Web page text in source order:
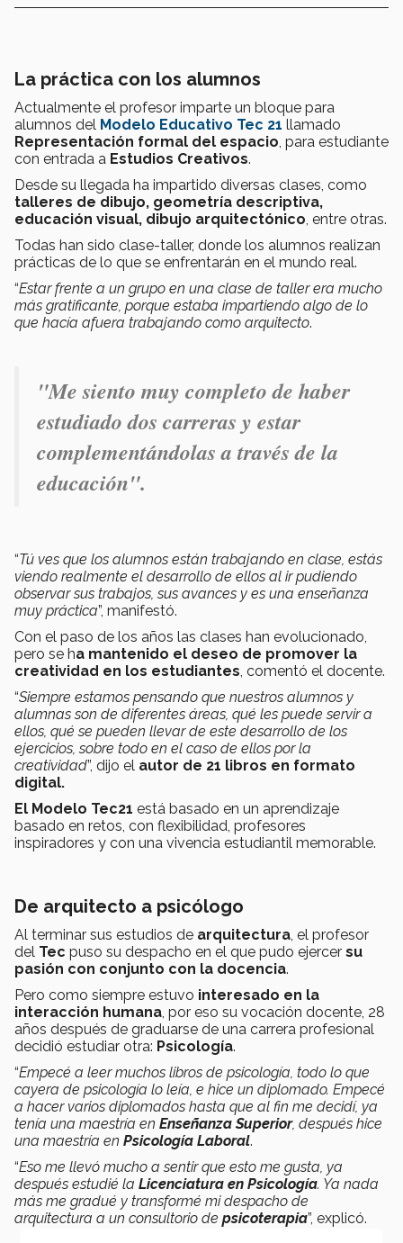
La práctica con los alumnos
Actualmente el profesor imparte un bloque para
alumnos del Modelo Educativo Tec 21 llamado
Representación formal del espacio, para estudiante
con entrada a Estudios Creativos.
Desde su llegada ha impartido diversas clases, como
talleres de dibujo, geometría descriptiva,
educación visual, dibujo arquitectónico, entre otras.
Todas han sido clase-taller, donde los alumnos realizan
prácticas de lo que se enfrentarán en el mundo real.
“Estar frente a un grupo en una clase de taller era mucho
más gratificante, porque estaba impartiendo algo de lo
que hacía afuera trabajando como arquitecto.
"Me siento muy completo de haber
estudiado dos carreras y estar
complementándolas a través de la
educación".
“Tú ves que los alumnos están trabajando en clase, estás
viendo realmente el desarrollo de ellos al ir pudiendo
observar sus trabajos, sus avances y es una enseñanza
muy práctica”, manifestó.
Con el paso de los años las clases han evolucionado,
pero se ha mantenido el deseo de promover la
creatividad en los estudiantes, comentó el docente.
“Siempre estamos pensando que nuestros alumnos y
alumnas son de diferentes áreas, qué les puede servir a
ellos, qué se pueden llevar de este desarrollo de los
ejercicios, sobre todo en el caso de ellos por la
creatividad”, dijo el autor de 21 libros en formato
digital.
El Modelo Tec21 está basado en un aprendizaje
basado en retos, con flexibilidad, profesores
inspiradores y con una vivencia estudiantil memorable.
De arquitecto a psicólogo
Al terminar sus estudios de arquitectura, el profesor
del Tec puso su despacho en el que pudo ejercer su
pasión con conjunto con la docencia.
Pero como siempre estuvo interesado en la
interacción humana, por eso su vocación docente, 28
años después de graduarse de una carrera profesional
decidió estudiar otra: Psicología.
“Empecé a leer muchos libros de psicología, todo lo que
cayera de psicología lo leía, e hice un diplomado. Empecé
a hacer varios diplomados hasta que al fin me decidí, ya
tenía una maestría en Enseñanza Superior, después hice
una maestría en Psicología Laboral.
“Eso me llevó mucho a sentir que esto me gusta, ya
después estudié la Licenciatura en Psicología. Ya nada
más me gradué y transformé mi despacho de
arquitectura a un consultorio de psicoterapia”, explicó.